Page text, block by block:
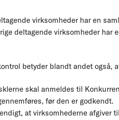
virksomheder har en
deltagende virksomheder
betyder blandt andet også,
skal anmeldes til
før den er godkendt.
at virksomhederne afgiver